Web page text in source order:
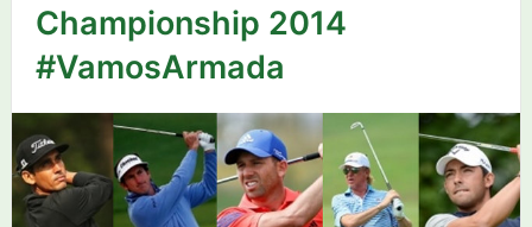
Championship 2014
#VamosArmada